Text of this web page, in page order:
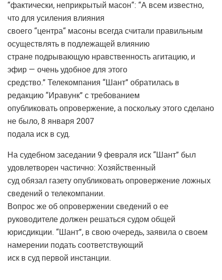
“фактически, неприкрытый масон“: “А всем известно,
что для усиления влияния
своего “центра“ масоны всегда считали правильным
осуществлять в подлежащей влиянию
стране подрывающую нравственность агитацию, и
эфир — очень удобное для этого
средство.” Телекомпания “Шант” обратилась в
редакцию “Иравунк” с требованием
опубликовать опровержение, а поскольку этого сделано
не было, 8 января 2007
подала иск в суд.
На судебном заседании 9 февраля иск “Шант” был
удовлетворен частично: Хозяйственный
суд обязал газету опубликовать опровержение ложных
сведений о телекомпании.
Вопрос же об опровержении сведений о ее
руководителе должен решаться судом общей
юрисдикции. “Шант”, в свою очередь, заявила о своем
намерении подать соответствующий
иск в суд первой инстанции.